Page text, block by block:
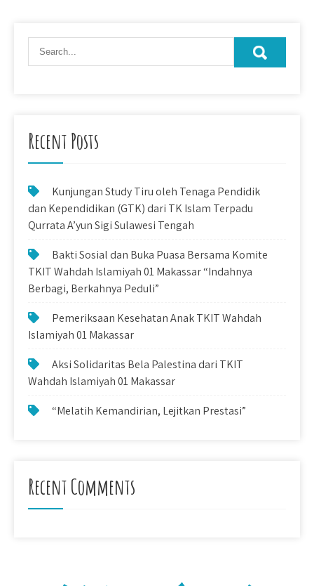
Recent Posts
Kunjungan Study Tiru oleh Tenaga Pendidik
dan Kependidikan (GTK) dari TK Islam Terpadu
Qurrata A’yun Sigi Sulawesi Tengah
Bakti Sosial dan Buka Puasa Bersama Komite
TKIT Wahdah Islamiyah 01 Makassar “Indahnya
Berbagi, Berkahnya Peduli”
Pemeriksaan Kesehatan Anak TKIT Wahdah
Islamiyah 01 Makassar
Aksi Solidaritas Bela Palestina dari TKIT
Wahdah Islamiyah 01 Makassar
“Melatih Kemandirian, Lejitkan Prestasi”
Recent Comments